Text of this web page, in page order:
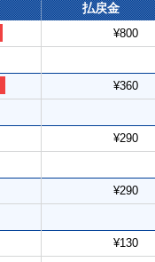
払戻金
¥800
¥360
¥290
¥290
¥130